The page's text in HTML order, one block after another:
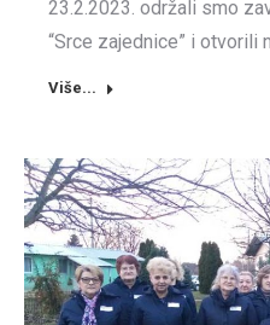
23.2.2023. održali smo
“Srce zajednice” i otvorili
Više...